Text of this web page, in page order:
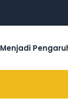
Menjadi